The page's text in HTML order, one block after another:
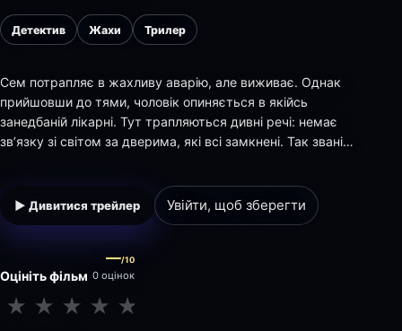
Детектив Жахи Трилер
Сем потрапляє в жахливу аварію, але виживає. Однак
прийшовши до тями, чоловік опиняється в якійсь
занедбаній лікарні. Тут трапляються дивні речі: немає
зв’язку зі світом за дверима, які всі замкнені. Так звані
▶ Дивитися трейлер Увійти, щоб зберегти
Оцініть фільм
—/10
0 оцінок
★ ★ ★ ★ ★